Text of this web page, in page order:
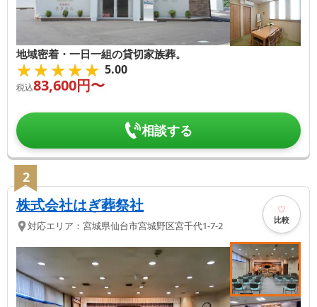
地域密着・一日一組の貸切家族葬。
★★★★★
★★★★★ 5.00
税込83,600円〜
相談する
2
株式会社はぎ葬祭社
対応エリア： 宮城県仙台市宮城野区宮千代1-7-2 比較